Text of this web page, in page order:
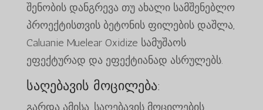
შენობის დანგრევა თუ ახალი სამშენებლო
პროექტისთვის ბეტონის ფილების დაშლა,
Caluanie Muelear Oxidize სამუშაოს
ეფექტურად და ეფექტიანად ასრულებს.
საღებავის მოცილება:
გარდა ამისა, საღებავის მოცილების